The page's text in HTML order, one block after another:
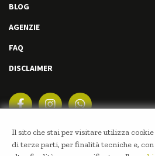
Il sito che stai per visitare utilizza
di terze parti, per finalità tecniche e, con
BLOG
AGENZIE
FAQ
DISCLAIMER